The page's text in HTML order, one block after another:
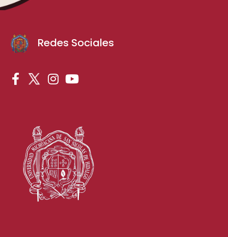
Redes Sociales